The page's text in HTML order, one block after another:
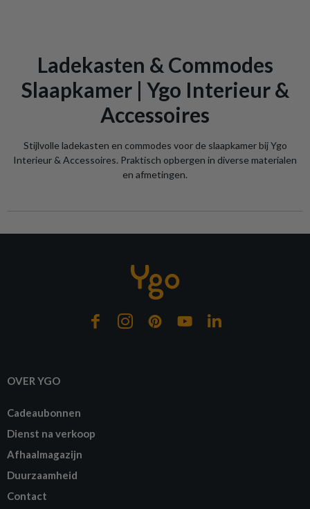
Ladekasten & Commodes
Slaapkamer | Ygo Interieur &
Accessoires
Stijlvolle ladekasten en commodes voor de slaapkamer bij Ygo
Interieur & Accessoires. Praktisch opbergen in diverse materialen
en afmetingen.
OVER YGO
Cadeaubonnen
Dienst na verkoop
Afhaalmagazijn
Duurzaamheid
Contact